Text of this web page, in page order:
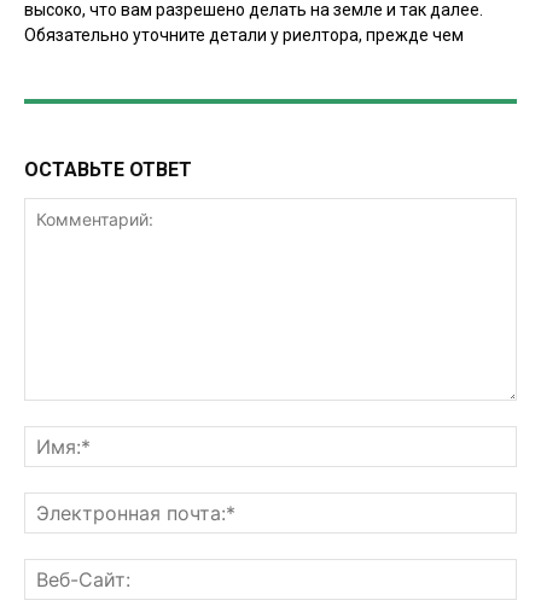
высоко, что вам разрешено делать на земле и так далее.
Обязательно уточните детали у риелтора, прежде чем
ОСТАВЬТЕ ОТВЕТ